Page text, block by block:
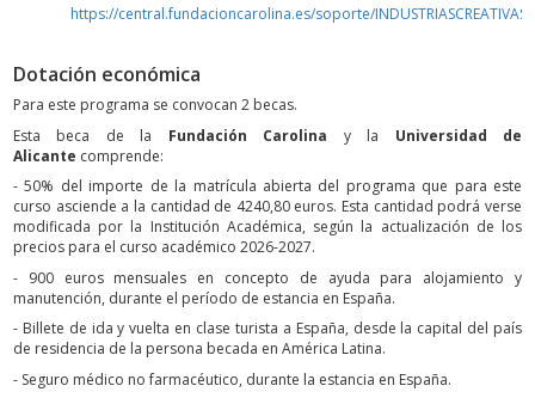
https://central.fundacioncarolina.es/soporte/
Dotación económica
Para este programa se convocan 2 becas.
Esta beca de la Fundación Carolina y la Universidad de
Alicante comprende:
- 50% del importe de la matrícula abierta del programa que para este
curso asciende a la cantidad de 4240,80 euros. Esta cantidad podrá verse
modificada por la Institución Académica, según la actualización de los
precios para el curso académico 2026-2027.
- 900 euros mensuales en concepto de ayuda para alojamiento y
manutención, durante el período de estancia en España.
- Billete de ida y vuelta en clase turista a España, desde la capital del país
de residencia de la persona becada en América Latina.
- Seguro médico no farmacéutico, durante la estancia en España.